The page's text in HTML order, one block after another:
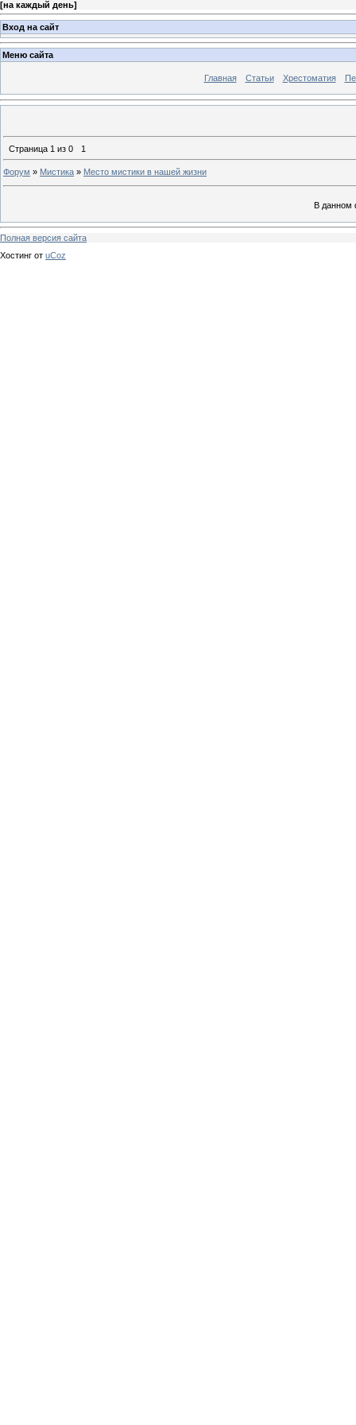
[на каждый день]
Вход на сайт
Меню сайта
Главная Статьи Хрестоматия
Страница 1 из 0 1
Форум » Мистика » Место мистики в нашей жизни
В данном
Полная версия сайта
Хостинг от uCoz